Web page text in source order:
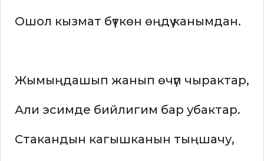
Ошол кызмат бүткөн өңдүү канымдан.
Жымыңдашып жанып өчүп чырактар,
Али эсимде бийлигим бар убактар.
Стакандын кагышканын тыңшачу,